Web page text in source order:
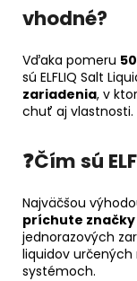
vhodné?
Vďaka pomeru
sú ELFLIQ Salt
zariadenia, v
chuť aj vlastnosti.
❓Čím sú
Najväčšou
príchute značky
jednorazových
liquidov
systémoch.